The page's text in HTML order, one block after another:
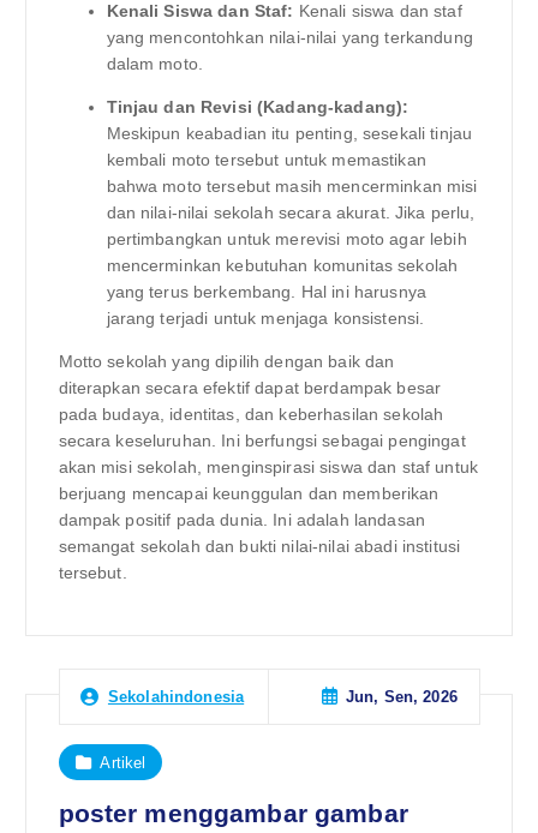
Kenali Siswa dan Staf: Kenali siswa dan staf
yang mencontohkan nilai-nilai yang terkandung
dalam moto.
Tinjau dan Revisi (Kadang-kadang):
Meskipun keabadian itu penting, sesekali tinjau
kembali moto tersebut untuk memastikan
bahwa moto tersebut masih mencerminkan misi
dan nilai-nilai sekolah secara akurat. Jika perlu,
pertimbangkan untuk merevisi moto agar lebih
mencerminkan kebutuhan komunitas sekolah
yang terus berkembang. Hal ini harusnya
jarang terjadi untuk menjaga konsistensi.
Motto sekolah yang dipilih dengan baik dan
diterapkan secara efektif dapat berdampak besar
pada budaya, identitas, dan keberhasilan sekolah
secara keseluruhan. Ini berfungsi sebagai pengingat
akan misi sekolah, menginspirasi siswa dan staf untuk
berjuang mencapai keunggulan dan memberikan
dampak positif pada dunia. Ini adalah landasan
semangat sekolah dan bukti nilai-nilai abadi institusi
tersebut.
Sekolahindonesia Jun, Sen, 2026
Artikel
poster menggambar gambar